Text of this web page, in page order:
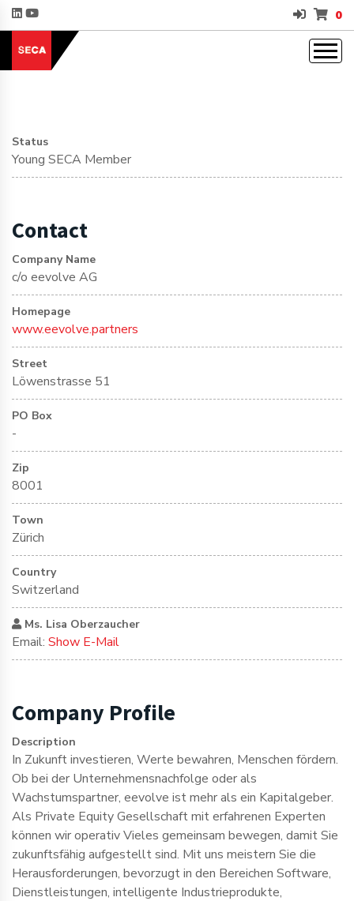
0
Company Profile
Description
In Zukunft investieren, Werte bewahren, Menschen fördern.
Ob bei der Unternehmensnachfolge oder als
Wachstumspartner, eevolve ist mehr als ein Kapitalgeber.
Als Private Equity Gesellschaft mit erfahrenen Experten
können wir operativ Vieles gemeinsam bewegen, damit Sie
zukunftsfähig aufgestellt sind. Mit uns meistern Sie die
Herausforderungen, bevorzugt in den Bereichen Software,
Dienstleistungen, intelligente Industrieprodukte,
Status
Young SECA Member
Contact
Company Name
c/o eevolve AG
Homepage
www.eevolve.partners
Street
Löwenstrasse 51
PO Box
-
Zip
8001
Town
Zürich
Country
Switzerland
Ms. Lisa Oberzaucher
Email: Show E-Mail